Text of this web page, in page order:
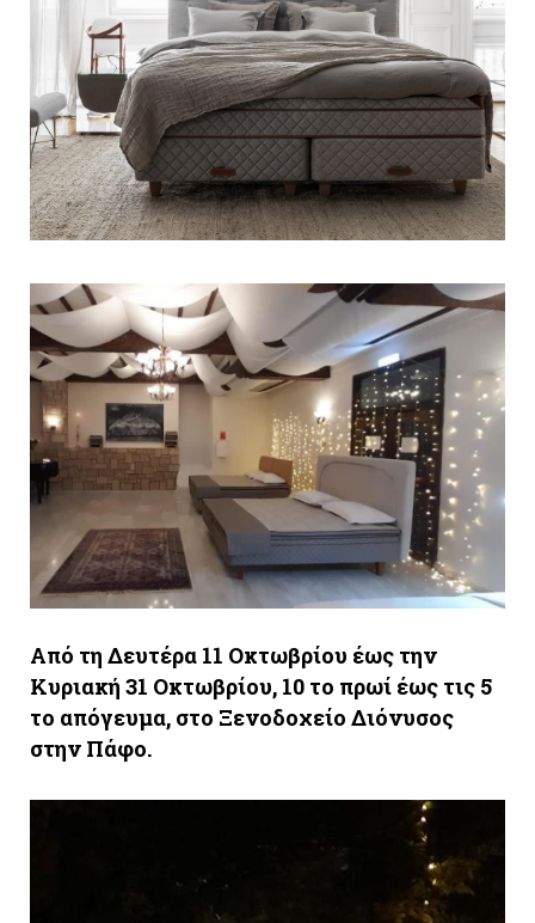
Από τη Δευτέρα 11 Οκτωβρίου έως την
Κυριακή 31 Οκτωβρίου, 10 το πρωί έως τις 5
το απόγευμα, στο Ξενοδοχείο Διόνυσος
στην Πάφο.